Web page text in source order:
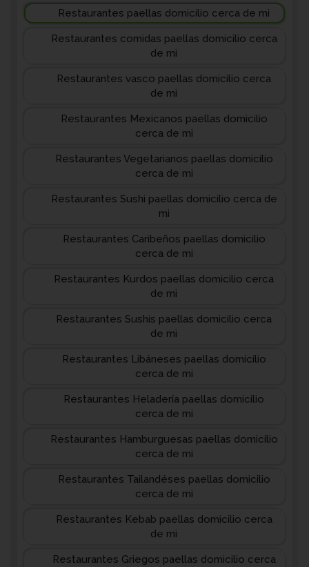
Restaurantes paellas domicilio cerca de mi
Restaurantes comidas paellas domicilio cerca
de mi
Restaurantes vasco paellas domicilio cerca
de mi
Restaurantes Mexicanos paellas domicilio
cerca de mi
Restaurantes Vegetarianos paellas domicilio
cerca de mi
Restaurantes Sushi paellas domicilio cerca de
mi
Restaurantes Caribeños paellas domicilio
cerca de mi
Restaurantes Kurdos paellas domicilio cerca
de mi
Restaurantes Sushis paellas domicilio cerca
de mi
Restaurantes Libáneses paellas domicilio
cerca de mi
Restaurantes Heladería paellas domicilio
cerca de mi
Restaurantes Hamburguesas paellas domicilio
cerca de mi
Restaurantes Tailandéses paellas domicilio
cerca de mi
Restaurantes Kebab paellas domicilio cerca
de mi
Restaurantes Griegos paellas domicilio cerca